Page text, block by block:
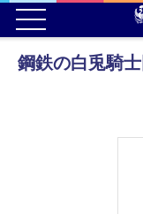
鋼鉄の白兎騎